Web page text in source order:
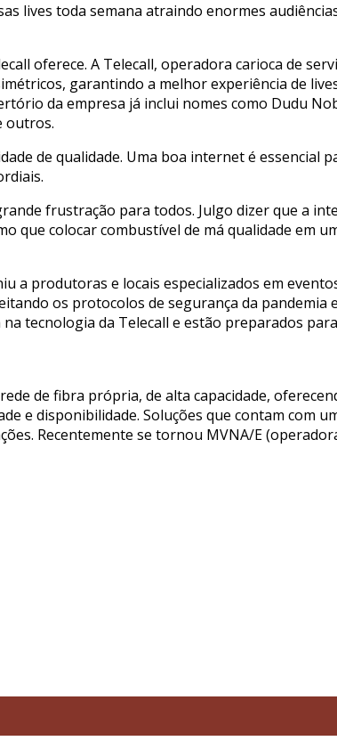
lives toda semana atraindo enormes
oferece. A Telecall, operadora carioca de
garantindo a melhor experiência de
da empresa já inclui nomes como Dudu
outros.
de qualidade. Uma boa internet é essencial
frustração para todos. Julgo dizer que a
que colocar combustível de má qualidade em
a produtoras e locais especializados em
os protocolos de segurança da pandemia
tecnologia da Telecall e estão preparados
de fibra própria, de alta capacidade,
e disponibilidade. Soluções que contam com
Recentemente se tornou MVNA/E